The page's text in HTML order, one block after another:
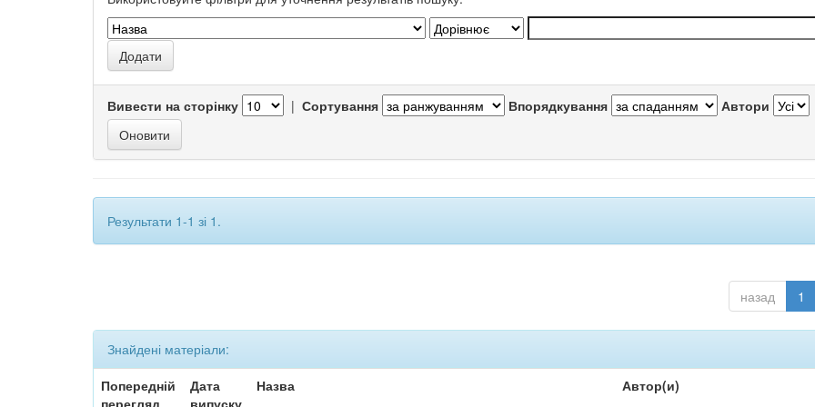
Вивести на сторінку | Сортування Впорядкування Автори
Результати 1-1 зі 1.
назад 1
Знайдені матеріали:
Попередній
перегляд
Дата
випуску
Назва Автор(и)